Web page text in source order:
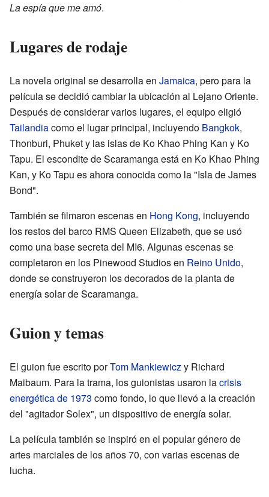
La espía que me amó.
Lugares de rodaje
La novela original se desarrolla en Jamaica, pero para la
película se decidió cambiar la ubicación al Lejano Oriente.
Después de considerar varios lugares, el equipo eligió
Tailandiacomo el lugar principal, incluyendo Bangkok,
Thonburi, Phuket y las islas de Ko Khao Phing Kan y Ko
Tapu. El escondite de Scaramanga está en Ko Khao Phing
Kan, y Ko Tapu es ahora conocida como la "Isla de James
Bond".
También se filmaron escenas en Hong Kong, incluyendo
los restos del barco RMS Queen Elizabeth, que se usó
como una base secreta del MI6. Algunas escenas se
completaron en los Pinewood Studios en Reino Unido,
donde se construyeron los decorados de la planta de
energía solar de Scaramanga.
Guion y temas
El guion fue escrito porTom Mankiewiczy Richard
Maibaum. Para la trama, los guionistas usaron lacrisis
energética de 1973 como fondo, lo que llevó a la creación
del "agitador Solex", un dispositivo de energía solar.
La película también se inspiró en el popular género de
artes marciales de los años 70, con varias escenas de
lucha.